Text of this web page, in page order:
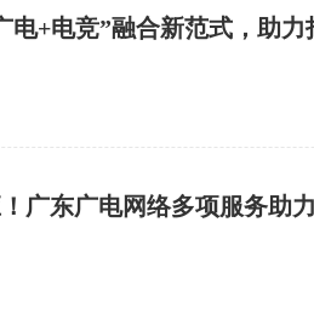
电+电竞”融合新范式，助
广东广电网络多项服务助